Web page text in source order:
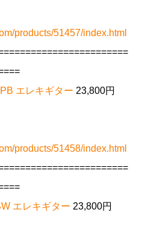
products/51457/index.html
エレキギター 23,800円
products/51458/index.html
エレキギター 23,800円